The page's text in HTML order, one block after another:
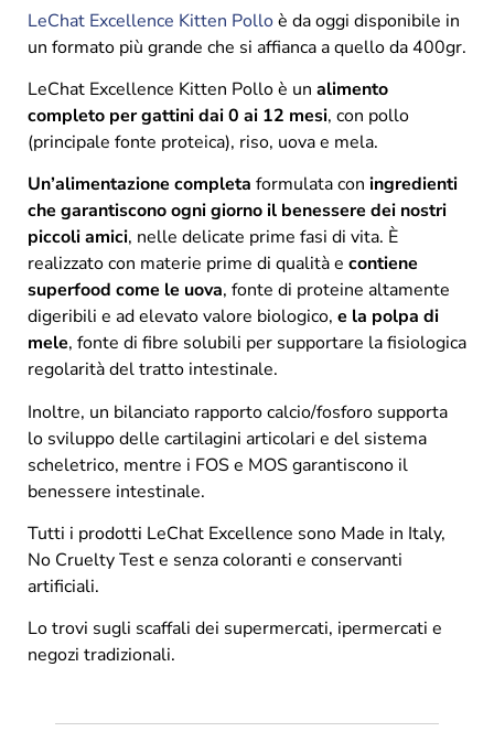
LeChat Excellence Kitten Polloè da oggi disponibile in
un formato più grande che si affianca a quello da 400gr.
LeChat Excellence Kitten Pollo è un alimento
completo per gattini dai 0 ai 12 mesi, con pollo
(principale fonte proteica), riso, uova e mela.
Un’alimentazione completa formulata con ingredienti
che garantiscono ogni giorno il benessere dei nostri
piccoli amici, nelle delicate prime fasi di vita. È
realizzato con materie prime di qualità e contiene
superfood come le uova, fonte di proteine altamente
digeribili e ad elevato valore biologico, e la polpa di
mele, fonte di fibre solubili per supportare la fisiologica
regolarità del tratto intestinale.
Inoltre, un bilanciato rapporto calcio/fosforo supporta
lo sviluppo delle cartilagini articolari e del sistema
scheletrico, mentre i FOS e MOS garantiscono il
benessere intestinale.
Tutti i prodotti LeChat Excellence sono Made in Italy,
No Cruelty Test e senza coloranti e conservanti
artificiali.
Lo trovi sugli scaffali dei supermercati, ipermercati e
negozi tradizionali.